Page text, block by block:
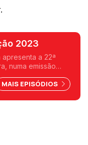
2023
a 22ª
numa emissão
MAIS EPISÓDIOS